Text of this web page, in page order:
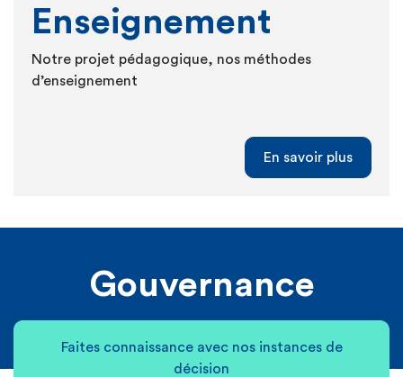
Enseignement
Notre projet pédagogique, nos méthodes
d’enseignement
En savoir plus
Gouvernance
Faites connaissance avec nos instances de
décision